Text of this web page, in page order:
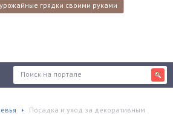
грядки своими руками
Посадка и уход за декоративным